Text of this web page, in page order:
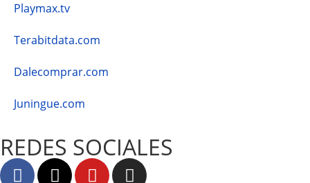
Playmax.tv
Terabitdata.com
Dalecomprar.com
Juningue.com
REDES SOCIALES